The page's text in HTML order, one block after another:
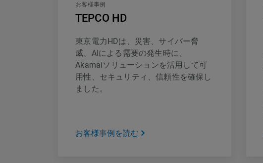
お客様事例
TEPCO HD
東京電力HDは、災害、サイバー脅
威、AIによる需要の発生時に、
Akamaiソリューションを活用して可
用性、セキュリティ、信頼性を確保し
ました。
お客様事例を読む